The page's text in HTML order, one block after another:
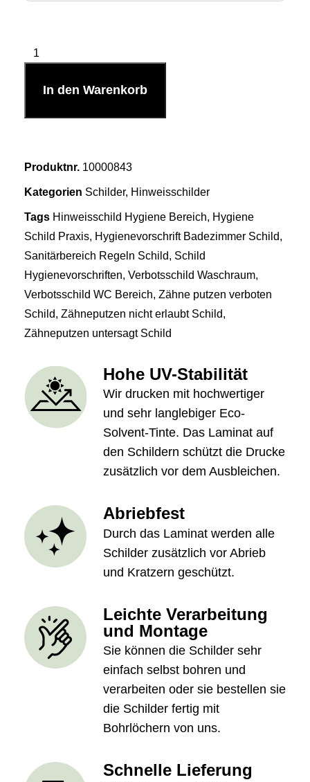
In den Warenkorb
Produktnr. 10000843
Kategorien Schilder, Hinweisschilder
Tags Hinweisschild Hygiene Bereich, Hygiene
Schild Praxis, Hygienevorschrift Badezimmer Schild,
Sanitärbereich Regeln Schild, Schild
Hygienevorschriften, Verbotsschild Waschraum,
Verbotsschild WC Bereich, Zähne putzen verboten
Schild, Zähneputzen nicht erlaubt Schild,
Zähneputzen untersagt Schild
Hohe UV-Stabilität
Wir drucken mit hochwertiger
und sehr langlebiger Eco-
Solvent-Tinte. Das Laminat auf
den Schildern schützt die Drucke
zusätzlich vor dem Ausbleichen.
Abriebfest
Durch das Laminat werden alle
Schilder zusätzlich vor Abrieb
und Kratzern geschützt.
Leichte Verarbeitung
und Montage
Sie können die Schilder sehr
einfach selbst bohren und
verarbeiten oder sie bestellen sie
die Schilder fertig mit
Bohrlöchern von uns.
Schnelle Lieferung